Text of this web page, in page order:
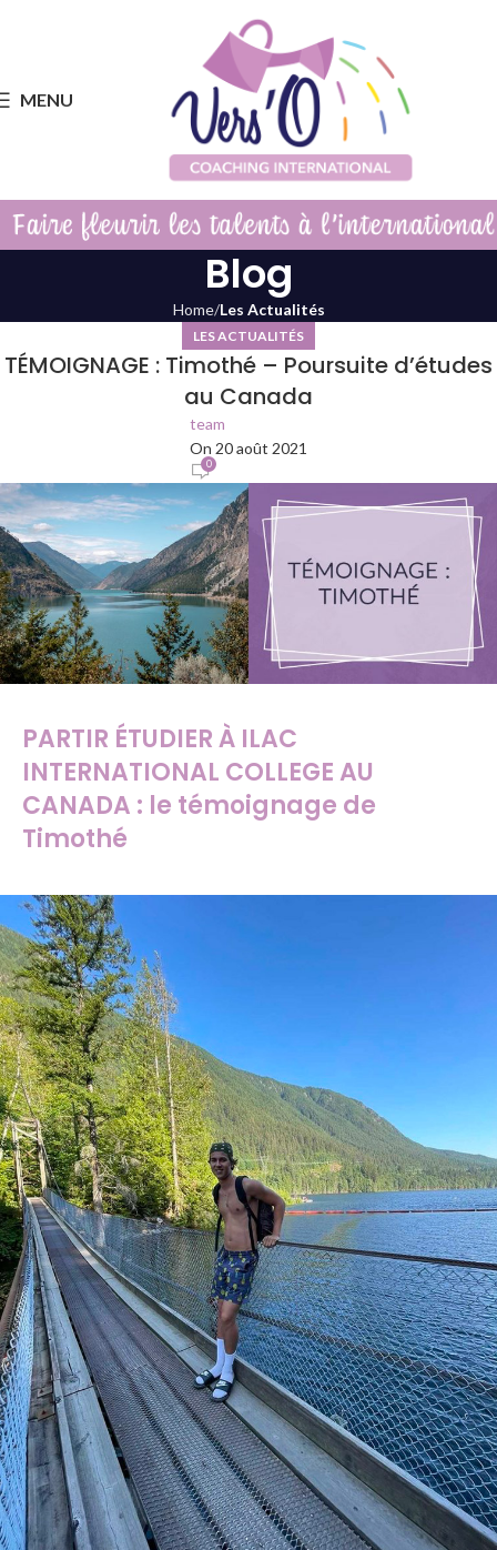
MENU
Blog
Home Les Actualités
LES ACTUALITÉS
TÉMOIGNAGE : Timothé – Poursuite d’études
au Canada
team
On 20 août 2021
0
PARTIR ÉTUDIER À ILAC
INTERNATIONAL COLLEGE AU
CANADA : le témoignage de
Timothé